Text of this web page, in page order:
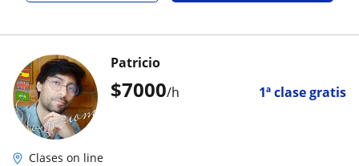
$7000/h 1ª clase gratis
Patricio
Clases on line